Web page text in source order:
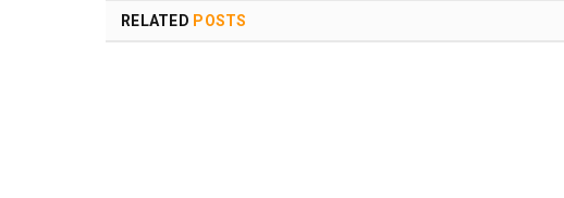
RELATED POSTS